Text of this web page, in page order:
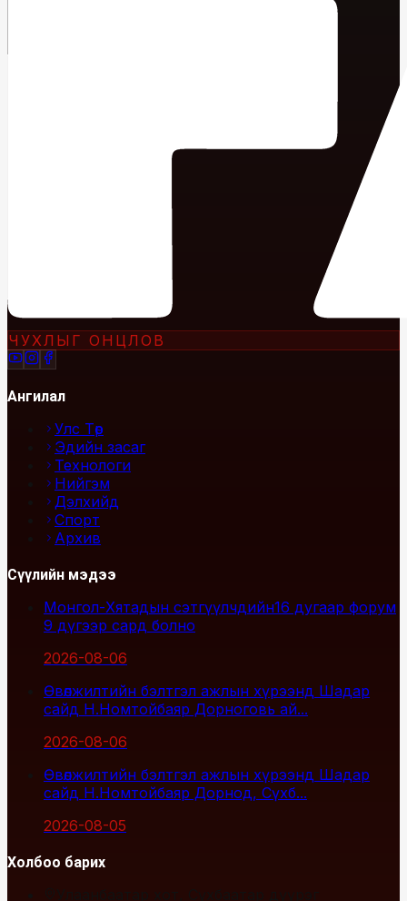
ЧУХЛЫГ ОНЦЛОВ
Ангилал
Улс Төр
Эдийн засаг
Технологи
Нийгэм
Дэлхийд
Спорт
Архив
Сүүлийн мэдээ
Монгол-Хятадын сэтгүүлчдийн16 дугаар форум
9 дүгээр сард болно
2026-08-06
Өвөлжилтийн бэлтгэл ажлын хүрээнд Шадар
сайд Н.Номтойбаяр Дорноговь ай...
2026-08-06
Өвөлжилтийн бэлтгэл ажлын хүрээнд Шадар
сайд Н.Номтойбаяр Дорнод, Сүхб...
2026-08-05
Холбоо барих